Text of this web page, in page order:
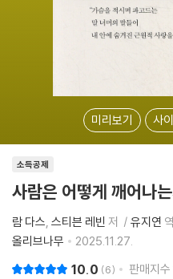
미리보기 사
소득공제
사람은 어떻게 깨어나
람 다스 스티븐 레빈 저 유지연 역
올리브나무
2025.11.27.
10.0 6 판매지수